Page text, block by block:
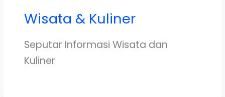
Wisata & Kuliner
Seputar Informasi Wisata dan
Kuliner